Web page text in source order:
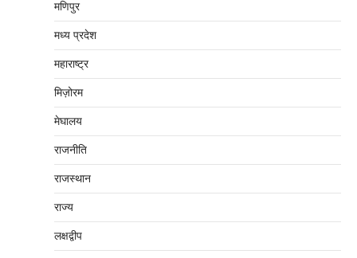
मणिपुर
मध्‍य प्रदेश
महाराष्‍ट्र
मिज़ोरम
मेघालय
राजनीति
राजस्थान
राज्य
लक्षद्वीप